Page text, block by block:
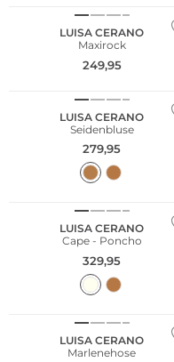
LUISA CERANO
Maxirock
249,95
LUISA CERANO
Seidenbluse
279,95
LUISA CERANO
Cape - Poncho
329,95
LUISA CERANO
Marlenehose